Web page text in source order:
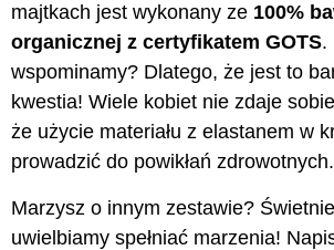
majtkach jest wykonany ze 100%
organicznej z certyfikatem GOTS.
wspominamy? Dlatego, że jest to
kwestia! Wiele kobiet nie zdaje
że użycie materiału z elastanem w
prowadzić do powikłań zdrowotnych.
Marzysz o innym zestawie?
uwielbiamy spełniać marzenia!